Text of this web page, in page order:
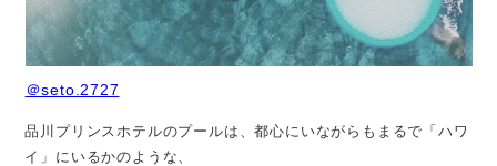
＠seto.2727
品川プリンスホテルのプールは、都心にいながらもまるで「ハワ
イ」にいるかのような、